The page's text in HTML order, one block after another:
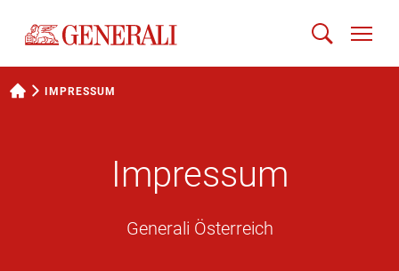
IMPRESSUM
Impressum
Generali Österreich